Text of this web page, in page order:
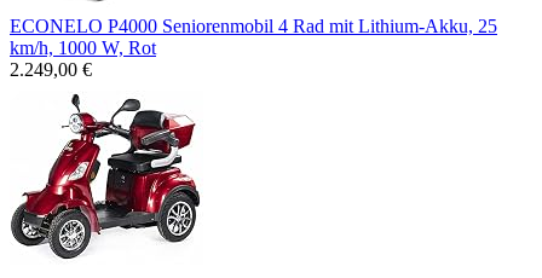
ECONELO P4000 Seniorenmobil 4 Rad mit Lithium-Akku, 25
km/h, 1000 W, Rot
2.249,00 €